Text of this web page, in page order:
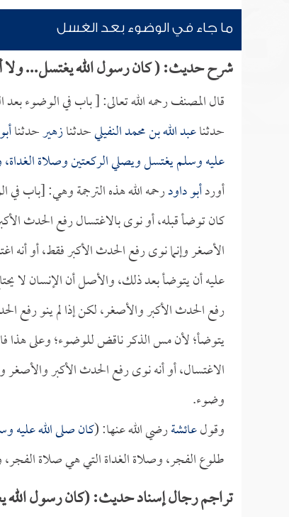
ما جاء في الوضوء بعد الغسل
شرح حديث: ( كان رسول الله يغتسل... ولا
قال المصنف رحمه الله تعالى: [ باب في الوضوء
حدثناعبد الله بن محمد النفيليحدثنازهيرحدثنا
عليه وسلم يغتسل ويصلي الركعتين وصلاة
أوردأبو داودرحمه الله هذه الترجمة وهي: [باب
كان توضأ قبله، أو نوى بالاغتسال رفع الحدث
الأصغر وإنما نوى رفع الحدث الأكبر فقط، أو
عليه أن يتوضأ بعد ذلك، والأصل أن الإنسان لا
رفع الحدث الأكبر والأصغر، لكن إذا لم ينو رفع
يتوضأ؛ لأن مس الذكر ناقض للوضوء؛ وعلى هذا
الاغتسال، أو أنه نوى رفع الحدث الأكبر والأصغر
وضوء.
وقولعائشةرضي الله عنها: (كان صلى الله عليه
طلوع الفجر، وصلاة الغداة التي هي صلاة
تراجم رجال إسناد حديث: (كان رسول